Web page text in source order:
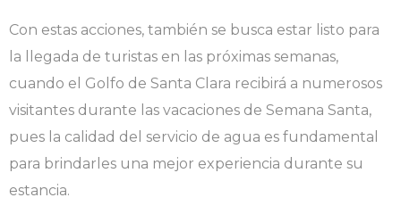
Con estas acciones, también se busca estar listo para
la llegada de turistas en las próximas semanas,
cuando el Golfo de Santa Clara recibirá a numerosos
visitantes durante las vacaciones de Semana Santa,
pues la calidad del servicio de agua es fundamental
para brindarles una mejor experiencia durante su
estancia.